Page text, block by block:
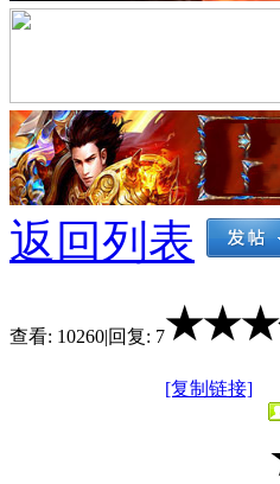
返回列表
查看: 10260|回复: 7★★★
[复制链接]